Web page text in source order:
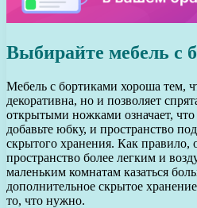
Выбирайте мебель с
Мебель с бортиками хороша тем,
декоративна, но и позволяет
открытыми ножками означает,
добавьте юбку, и пространство
скрытого хранения. Как
пространство более легким и
маленьким комнатам казаться
дополнительное скрытое
то, что нужно.